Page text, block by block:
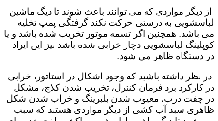
از دیگر مواردی که می توانند باعث شوند تا دیگ ماشین
لباسشویی به درستی حرکت نکند گرفتگی پمپ تخلیه
می باشد. همچنین اگر تسمه موتور تخریب شده باشد و یا
کوپلینگ لباسشویی دچار خرابی شده باشد نیز این ایراد
در دستگاه ظاهر می شود.
در نظر داشته باشید که وجود اشکال در استاتور، خرابی
در کارکرد برد فرمان کنترل، تخریب شدن کلاچ، مشکل
در چفت درب، معیوب شدن بلبرینگ و خراب شدن شکل
ظاهری سبد آب کشی از دیگر مواردی هستند که سبب